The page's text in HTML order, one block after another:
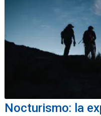
Nocturismo: la